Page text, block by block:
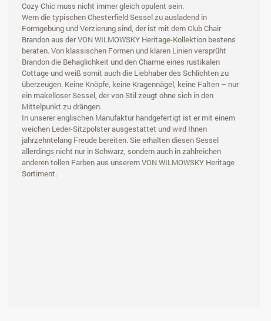
Cozy Chic muss nicht immer gleich opulent sein.
Wem die typischen Chesterfield Sessel zu ausladend in
Formgebung und Verzierung sind, der ist mit dem Club Chair
Brandon aus der VON WILMOWSKY Heritage-Kollektion bestens
beraten. Von klassischen Formen und klaren Linien versprüht
Brandon die Behaglichkeit und den Charme eines rustikalen
Cottage und weiß somit auch die Liebhaber des Schlichten zu
überzeugen. Keine Knöpfe, keine Kragennägel, keine Falten – nur
ein makelloser Sessel, der von Stil zeugt ohne sich in den
Mittelpunkt zu drängen.
In unserer englischen Manufaktur handgefertigt ist er mit einem
weichen Leder-Sitzpolster ausgestattet und wird Ihnen
jahrzehntelang Freude bereiten. Sie erhalten diesen Sessel
allerdings nicht nur in Schwarz, sondern auch in zahlreichen
anderen tollen Farben aus unserem VON WILMOWSKY Heritage
Sortiment.